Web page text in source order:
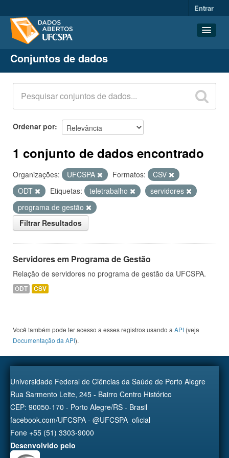
Entrar
Conjuntos de dados
Organizações
Grupos
Sobre
Conjuntos de dados
Ordenar por
1 conjunto de dados encontrado
Organizações: UFCSPA Formatos:
CSV
ODT
Etiquetas: teletrabalho
servidores
programa de gestão
Filtrar Resultados
Servidores em Programa de Gestão
Relação de servidores no programa de gestão da UFCSPA.
ODT CSV
Você também pode ter acesso a esses registros usando a API (veja
Documentação da API).
Universidade Federal de Ciências da Saúde de Porto Alegre
Rua Sarmento Leite, 245 - Bairro Centro Histórico
CEP: 90050-170 - Porto Alegre/RS - Brasil
facebook.com/UFCSPA - @UFCSPA_oficial
Fone +55 (51) 3303-9000
Desenvolvido pelo